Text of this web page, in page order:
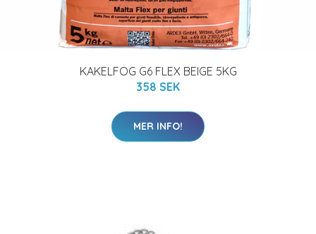
KAKELFOG G6 FLEX BEIGE 5KG
358 SEK
MER INFO!